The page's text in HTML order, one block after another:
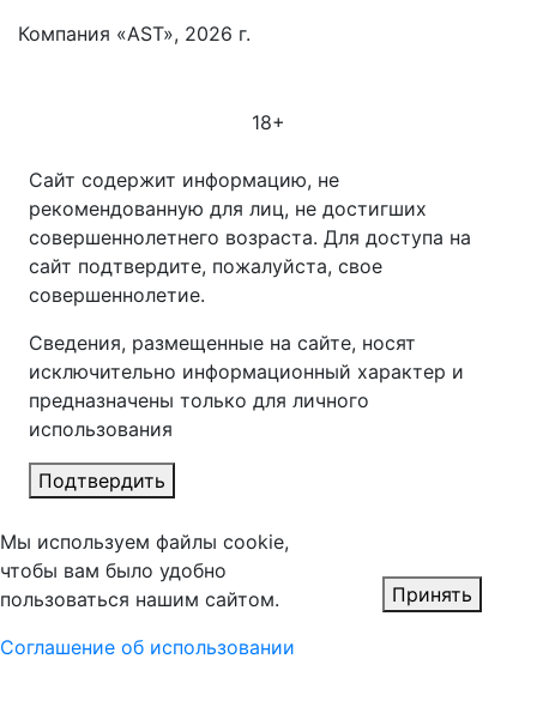
Компания «AST», 2026 г.
18+
Сайт содержит информацию, не
рекомендованную для лиц, не достигших
совершеннолетнего возраста. Для доступа на
сайт подтвердите, пожалуйста, свое
совершеннолетие.
Сведения, размещенные на сайте, носят
исключительно информационный характер и
предназначены только для личного
использования
Подтвердить
Мы используем файлы cookie,
чтобы вам было удобно
пользоваться нашим сайтом.
Соглашение об использовании
Принять